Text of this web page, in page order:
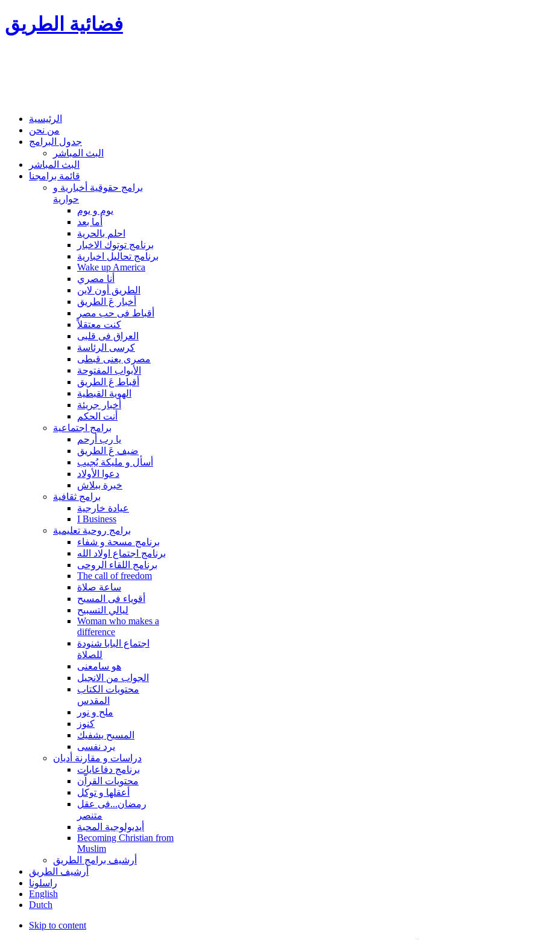
فضائية الطريق
الرئيسية
من نحن
جدول البرامج
البث المباشر
البث المباشر
قائمة برامجنا
برامج حقوقية أخبارية و
حوارية
يوم و يوم
أما بعد
احلم بالحرية
برنامج توتوك الاخبار
برنامج تحاليل اخبارية
Wake up America
أنا مصري
الطريق أون لاين
أخبار عَ الطريق
أقباط فى حب مصر
كنت معتقلاً
العراق فى قلبى
كرسى الرئاسة
مصرى يعنى قبطى
الأبواب المفتوحة
أقباط عَ الطريق
الهوية القبطية
أخبار جريئة
أنت الحكم
برامج اجتماعية
يا رب أرحم
ضيف عَ الطريق
أسأل و مليكة يُجيب
دعوا الأولاد
خبرة ببلاش
برامج ثقافية
عيادة خارجية
I Business
برامج روحية تعليمية
برنامج مسحة و شفاء
برنامج اجتماع اولاد الله
برنامج اللقاء الروحى
The call of freedom
ساعة صلاة
أقوياء فى المسيح
ليالي التسبيح
Woman who makes a
difference
اجتماع البابا شنودة
للصلاة
هو سامعنى
الجواب من الانجيل
محتويات الكتاب
المقدس
ملح و نور
كنوز
المسيح يشفيك
يرد نفسى
دراسات و مقارنة أديان
برنامج دفاعايات
محتويات القراّن
أعقلها و توكل
رمضان...فى عقل
متنصر
أيديولوجية المحبة
Becoming Christian from
Muslim
أرشيف برامج الطريق
أرشيف الطريق
راسلونا
English
Dutch
Skip to content